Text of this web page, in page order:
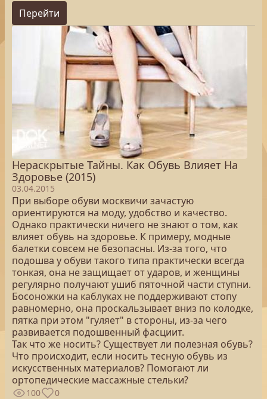
Перейти
Нераскрытые Тайны. Как Обувь Влияет На
Здоровье (2015)
03.04.2015
При выборе обуви москвичи зачастую
ориентируются на моду, удобство и качество.
Однако практически ничего не знают о том, как
влияет обувь на здоровье. К примеру, модные
балетки совсем не безопасны. Из-за того, что
подошва у обуви такого типа практически всегда
тонкая, она не защищает от ударов, и женщины
регулярно получают ушиб пяточной части ступни.
Босоножки на каблуках не поддерживают стопу
равномерно, она проскальзывает вниз по колодке,
пятка при этом "гуляет" в стороны, из-за чего
развивается подошвенный фасциит.
Так что же носить? Существует ли полезная обувь?
Что происходит, если носить тесную обувь из
искусственных материалов? Помогают ли
ортопедические массажные стельки?
100 0